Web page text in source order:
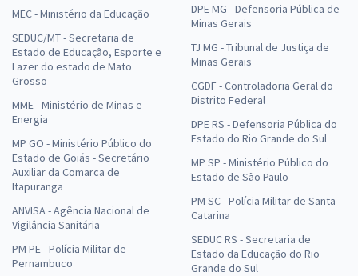
MEC - Ministério da Educação
SEDUC/MT - Secretaria de
Estado de Educação, Esporte e
Lazer do estado de Mato
Grosso
MME - Ministério de Minas e
Energia
MP GO - Ministério Público do
Estado de Goiás - Secretário
Auxiliar da Comarca de
Itapuranga
ANVISA - Agência Nacional de
Vigilância Sanitária
PM PE - Polícia Militar de
Pernambuco
DPE MG - Defensoria Pública de
Minas Gerais
TJ MG - Tribunal de Justiça de
Minas Gerais
CGDF - Controladoria Geral do
Distrito Federal
DPE RS - Defensoria Pública do
Estado do Rio Grande do Sul
MP SP - Ministério Público do
Estado de São Paulo
PM SC - Polícia Militar de Santa
Catarina
SEDUC RS - Secretaria de
Estado da Educação do Rio
Grande do Sul